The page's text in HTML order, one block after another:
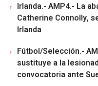
Irlanda.- AMP4.- La
Catherine Connolly,
Irlanda
Fútbol/Selección.-
sustituye a la
convocatoria ante